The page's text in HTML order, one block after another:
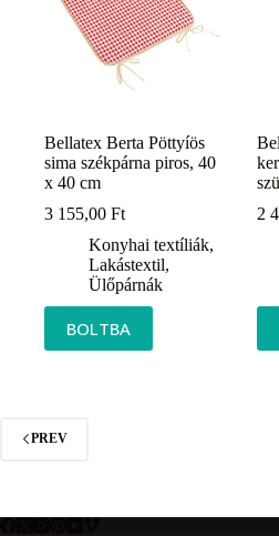
Bellatex Berta Pöttyíös
sima székpárna piros, 40
x 40 cm
3 155,00 Ft
Konyhai textíliák,
Lakástextil,
Ülőpárnák
BOLTBA
2
PREV